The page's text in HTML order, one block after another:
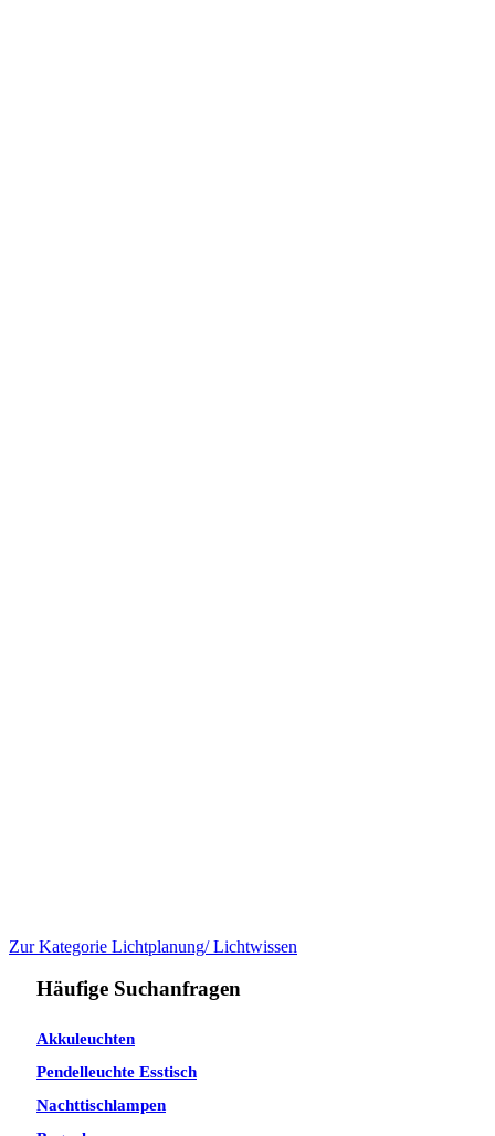
Zur Kategorie Lichtplanung/ Lichtwissen
Häufige Suchanfragen
Akkuleuchten
Pendelleuchte Esstisch
Nachttischlampen